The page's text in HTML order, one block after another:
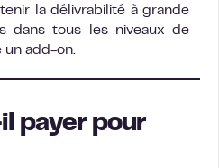
la délivrabilité à grande
dans tous les niveaux de
un add-on.
payer pour